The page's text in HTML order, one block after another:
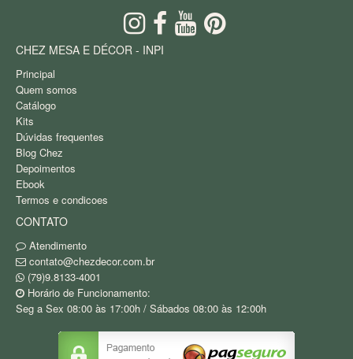
CHEZ MESA E DÉCOR - INPI
Principal
Quem somos
Catálogo
Kits
Dúvidas frequentes
Blog Chez
Depoimentos
Ebook
Termos e condicoes
CONTATO
Atendimento
contato@chezdecor.com.br
(79)9.8133-4001
Horário de Funcionamento:
Seg a Sex 08:00 às 17:00h / Sábados 08:00 às 12:00h